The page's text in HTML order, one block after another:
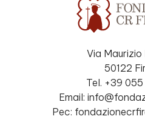
Via Maurizio
50122
Tel. +39
Email:
Pec: